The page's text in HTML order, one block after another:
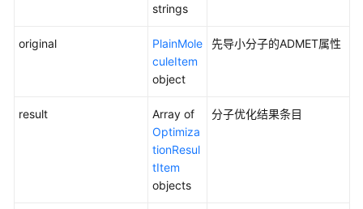
strings
original
PlainMole
culeItem
object
先导小分子的ADMET属性
result
Array of
Optimiza
tionResul
tItem
objects
分子优化结果条目